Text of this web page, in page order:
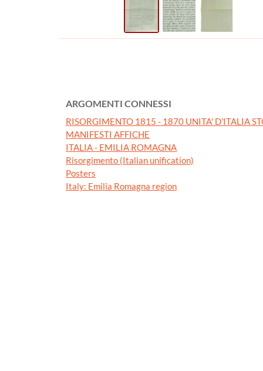
ARGOMENTI CONNESSI
RISORGIMENTO 1815 - 1870 UNITA' D'ITALIA
MANIFESTI AFFICHE
ITALIA - EMILIA ROMAGNA
Risorgimento (Italian unification)
Posters
Italy: Emilia Romagna region